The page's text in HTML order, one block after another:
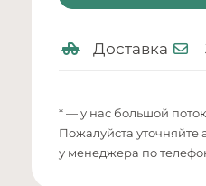
Доставка
* — у нас большой
Пожалуйста уточняйте
у менеджера по